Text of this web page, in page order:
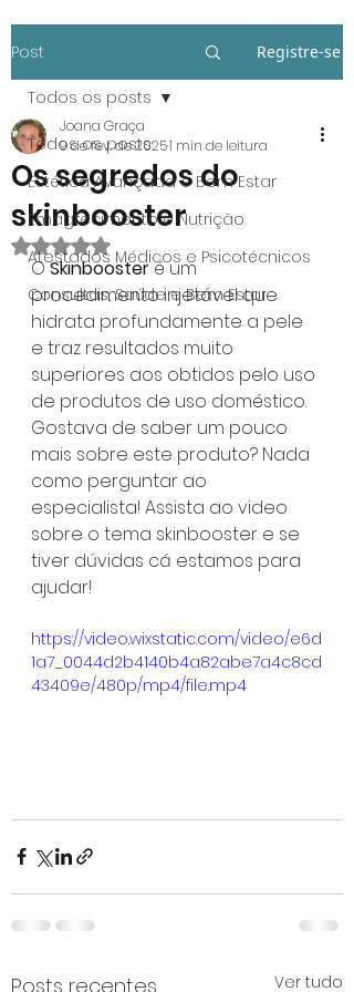
Post Registre-se
Todos os posts
Estética Avançada e Bem Estar
Emagrecimento e Nutrição
Atestados Médicos e Psicotécnicos
Consultas, Saúde e Bem Estar
Todos os posts
Os segredos do
skinbooster
Joana Graça
9 de fev. de 20251 min de leitura
Avaliado com NaN de 5 estrelas.
O Skinbooster é um
procedimento injetável que
hidrata profundamente a pele
e traz resultados muito
superiores aos obtidos pelo uso
de produtos de uso doméstico.
Gostava de saber um pouco
mais sobre este produto? Nada
como perguntar ao
especialista! Assista ao video
sobre o tema skinbooster e se
tiver dúvidas cá estamos para
ajudar!
https://video.wixstatic.com/video/e6d
1a7_0044d2b4140b4a82abe7a4c8cd
43409e/480p/mp4/file.mp4
Posts recentes Ver tudo